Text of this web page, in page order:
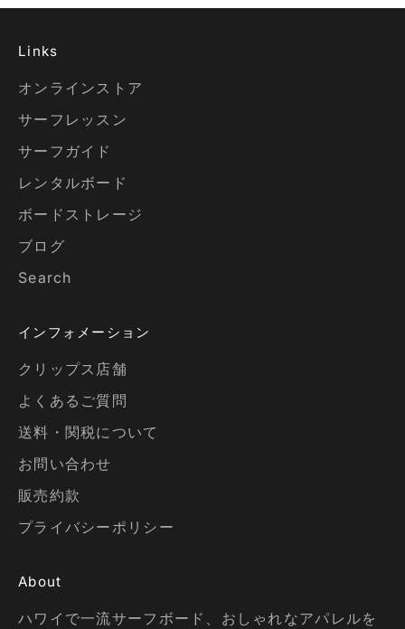
Links
オンラインストア
サーフレッスン
サーフガイド
レンタルボード
ボードストレージ
ブログ
Search
インフォメーション
クリップス店舗
よくあるご質問
送料・関税について
お問い合わせ
販売約款
プライバシーポリシー
About
ハワイで一流サーフボード、おしゃれなアパレルを